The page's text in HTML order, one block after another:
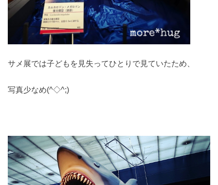
サメ展では子どもを見失ってひとりで見ていたため、
写真少なめ(^◇^;)